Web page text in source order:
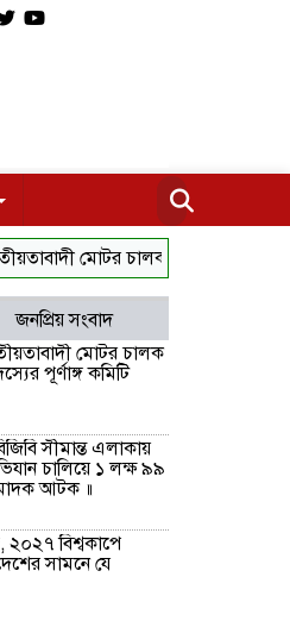
মোটর চালক দলের ১২৫ সদস্যের
জনপ্রিয় সংবাদ
মোটর চালক
পূর্ণাঙ্গ কমিটি
সীমান্ত এলাকায়
চালিয়ে ১ লক্ষ ৯৯
আটক ॥
২০২৭ বিশ্বকাপে
সামনে যে